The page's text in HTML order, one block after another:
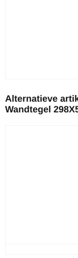
Alternatieve
Wandtegel